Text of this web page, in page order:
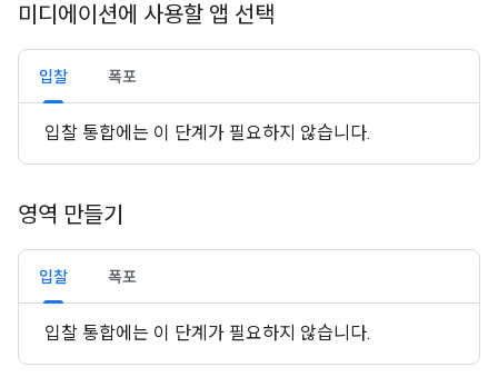
미디에이션에 사용할 앱 선택
입찰 폭포
입찰 통합에는 이 단계가 필요하지 않습니다.
영역 만들기
입찰 폭포
입찰 통합에는 이 단계가 필요하지 않습니다.